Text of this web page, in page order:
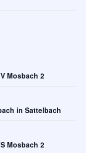
Mosbach 2
in Sattelbach
Mosbach 2